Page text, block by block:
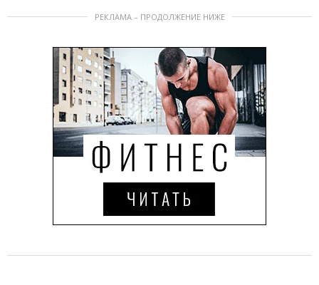
РЕКЛАМА – ПРОДОЛЖЕНИЕ НИЖЕ